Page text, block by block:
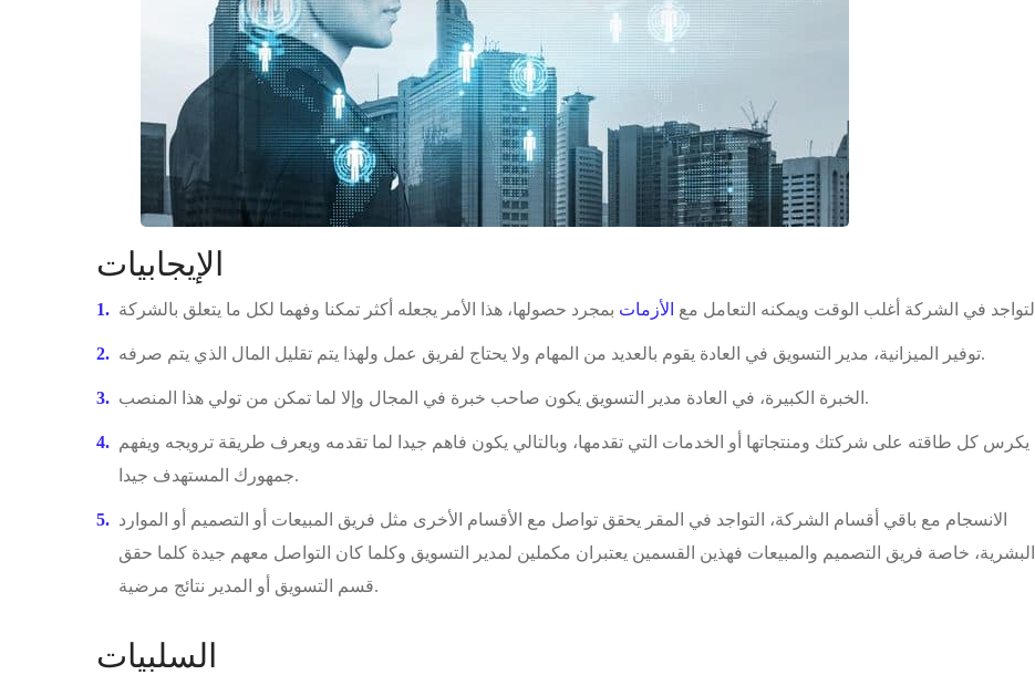
الإيجابيات
التواجد في الشركة أغلب الوقت ويمكنه التعامل مع الأزمات
توفير الميزانية، مدير التسويق في العادة يقوم بالعديد من المهام ولا يحتاج لفريق عمل ولهذا يتم تقليل المال الذي يتم صرفه.
الخبرة الكبيرة، في العادة مدير التسويق يكون صاحب خبرة في المجال وإلا لما تمكن من تولي هذا المنصب.
يكرس كل طاقته على شركتك ومنتجاتها أو الخدمات التي تقدمها، وبالتالي يكون فاهم جيدا لما تقدمه ويعرف طريقة ترويجه ويفهم
جمهورك المستهدف جيدا.
الانسجام مع باقي أقسام الشركة، التواجد في المقر يحقق تواصل مع الأقسام الأخرى مثل فريق المبيعات أو التصميم أو الموارد
البشرية، خاصة فريق التصميم والمبيعات فهذين القسمين يعتبران مكملين لمدير التسويق وكلما كان التواصل معهم جيدة كلما حقق
قسم التسويق أو المدير نتائج مرضية.
السلبيات